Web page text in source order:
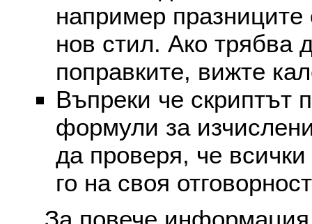
например празниците
нов стил. Ако трябва
поправките, вижте
Въпреки че скриптът
формули за
да проверя, че
го на своя